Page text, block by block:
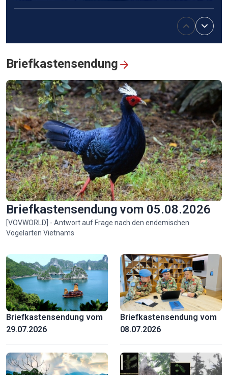
Wandern zum Lung Pang-Wasserfall – Naturerlebnis im
Das Khai-Dinh-Mausoleum – ein Wahrzeichen des ost-
westlichen
Spuren einer humanitären Mission
Briefkastensendung
Briefkastensendung vom 05.08.2026
[VOVWORLD] - Antwort auf Frage nach den endemischen
Vogelarten Vietnams
Briefkastensendung vom
29.07.2026
Briefkastensendung vom
08.07.2026